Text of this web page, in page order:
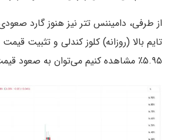
از طرفی، دامیننس تتر نیز هنوز گارد
تایم بالا (روزانه) کلوز کندلی و تثبیت
۵.۹۵٪ مشاهده کنیم می‌توان به صعود قیمت‌ها امیدوار بود.